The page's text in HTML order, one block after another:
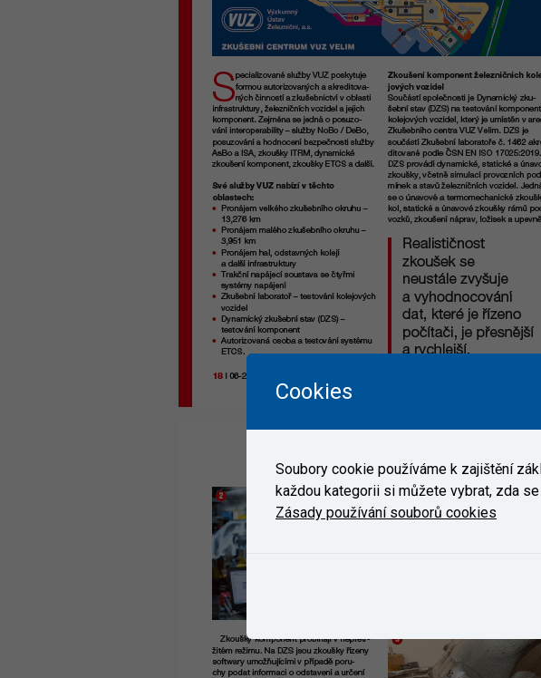
Cookies
Soubory cookie používáme k zajištění
každou kategorii si můžete vybrat, zda
Zásady používání souborů cookies